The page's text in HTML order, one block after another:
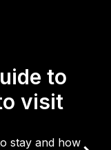
to
visit
stay and how